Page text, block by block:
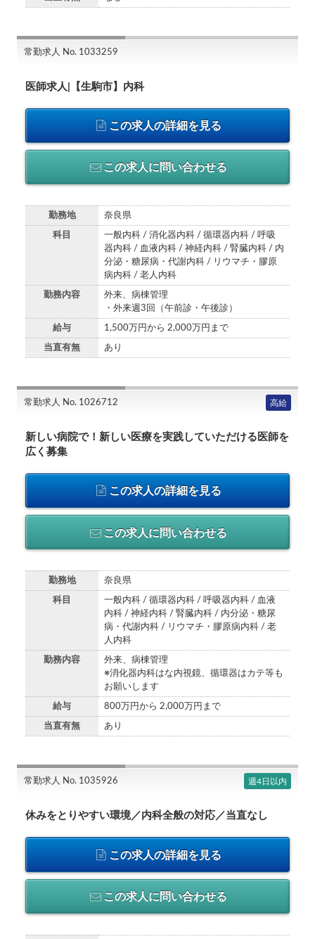
常勤求人 No. 1033259
医師求人|【生駒市】内科
この求人の詳細を見る
この求人に問い合わせる
勤務地 奈良県
科目
一般内科 / 消化器内科 / 循環器内科 / 呼吸
器内科 / 血液内科 / 神経内科 / 腎臓内科 / 内
分泌・糖尿病・代謝内科 / リウマチ・膠原
病内科 / 老人内科
勤務内容
外来、病棟管理
・外来週3回（午前診・午後診）
給与 1,500万円から 2,000万円まで
当直有無 あり
常勤求人 No. 1026712 高給
新しい病院で！新しい医療を実践していただける医師を
広く募集
この求人の詳細を見る
この求人に問い合わせる
勤務地 奈良県
科目
一般内科 / 循環器内科 / 呼吸器内科 / 血液
内科 / 神経内科 / 腎臓内科 / 内分泌・糖尿
病・代謝内科 / リウマチ・膠原病内科 / 老
人内科
勤務内容
外来、病棟管理
※消化器内科はな内視鏡、循環器はカテ等も
お願いします
給与 800万円から 2,000万円まで
当直有無 あり
常勤求人 No. 1035926 週4日以内
休みをとりやすい環境／内科全般の対応／当直なし
この求人の詳細を見る
この求人に問い合わせる